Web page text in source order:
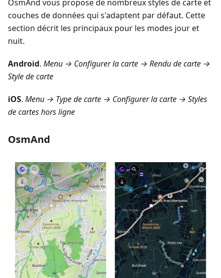
OsmAnd vous propose de nombreux styles de carte et
couches de données qui s'adaptent par défaut. Cette
section décrit les principaux pour les modes jour et
nuit.
Android. Menu → Configurer la carte → Rendu de carte →
Style de carte
iOS. Menu → Type de carte → Configurer la carte → Styles
de cartes hors ligne
OsmAnd